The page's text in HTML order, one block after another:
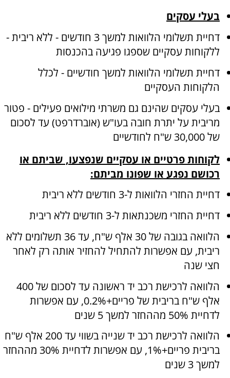
בעלי עסקים
דחיית תשלומי הלוואות למשך 3 חודשים - ללא ריבית -
ללקוחות עסקיים שספגו פגיעה בהכנסות
דחיית תשלומי הלוואות למשך חודשיים - לכלל
הלקוחות העסקיים
בעלי עסקים שהינם גם משרתי מילואים פעילים - פטור
מריבית על יתרת חובה בעו"ש (אוברדרפט) עד לסכום
של 30,000 ש"ח לחודשיים
לקוחות פרטיים או עסקיים שנפצעו, שביתם או
רכושם נפגע או שפונו מביתם:
דחיית החזרי הלוואות ל-3 חודשים ללא ריבית
דחיית החזרי משכנתאות ל-3 חודשים ללא ריבית
הלוואה בגובה של 30 אלף ש"ח, עד 36 תשלומים ללא
ריבית, עם אפשרות להתחיל להחזיר אותה רק לאחר
חצי שנה
הלוואה לרכישת רכב יד ראשונה עד לסכום של 400
אלף ש"ח בריבית של פריים+0.2%, עם אפשרות
לדחיית 50% מההחזר למשך 5 שנים
הלוואה לרכישת רכב יד שנייה בשווי עד 200 אלף ש"ח
בריבית פריים+1%, עם אפשרות לדחיית 30% מההחזר
למשך 3 שנים